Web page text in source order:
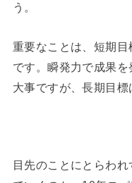
う。
重要なことは、短期
です。瞬発力で成果
大事ですが、長期目標
目先のことにとらわ